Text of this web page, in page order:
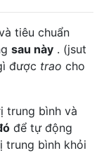
tiêu chuẩn
sau này . (jsut
được trao cho
trung bình và
để tự động
trung bình khỏi